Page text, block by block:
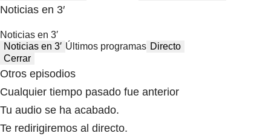
Noticias en 3′
Noticias en 3′
Noticias en 3′ Últimos programas Directo
Cerrar
Otros episodios
Cualquier tiempo pasado fue anterior
Tu audio se ha acabado.
Te redirigiremos al directo.